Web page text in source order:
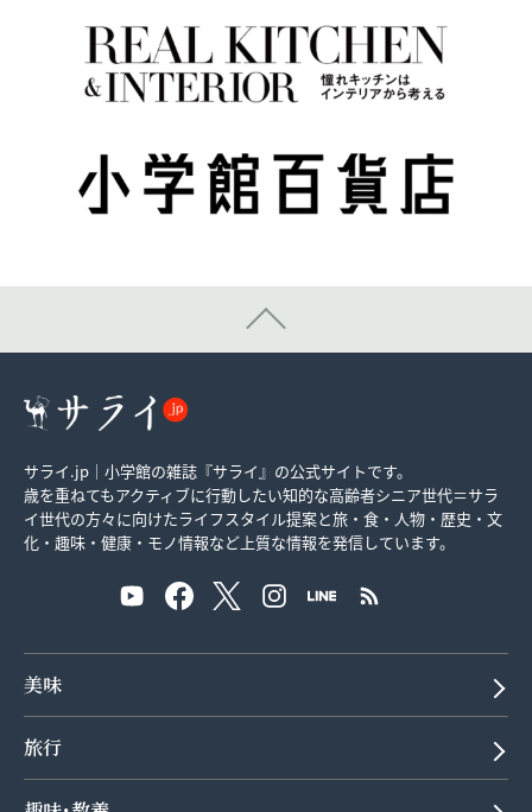
サライ.jp｜小学館の雑誌『サライ』の公式サイトです。
歳を重ねてもアクティブに行動したい知的な高齢者シニア世代＝サラ
イ世代の方々に向けたライフスタイル提案と旅・食・人物・歴史・文
化・趣味・健康・モノ情報など上質な情報を発信しています。
美味
旅行